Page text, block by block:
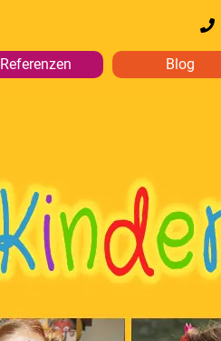
Referenzen Blog